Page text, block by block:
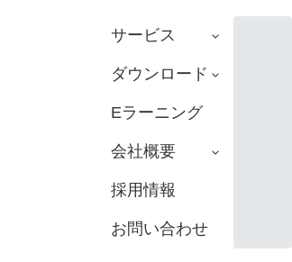
サービス
ダウンロード
Eラーニング
会社概要
採用情報
お問い合わせ